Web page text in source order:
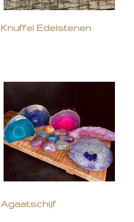
Knuffel Edelstenen
Agaatschijf